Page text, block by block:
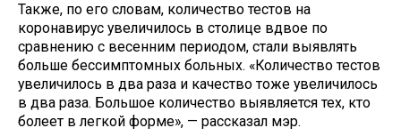
Также, по его словам, количество тестов на
коронавирус увеличилось в столице вдвое по
сравнению с весенним периодом, стали выявлять
больше бессимптомных больных. «Количество тестов
увеличилось в два раза и качество тоже увеличилось
в два раза. Большое количество выявляется тех, кто
болеет в легкой форме», — рассказал мэр.